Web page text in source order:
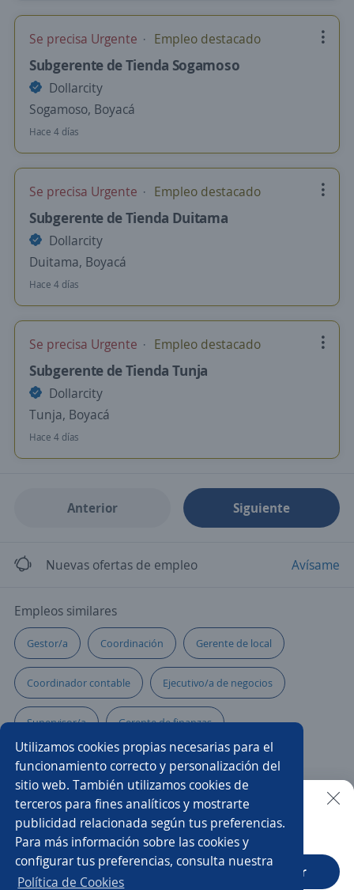
Utilizamos cookies propias necesarias para el
funcionamiento correcto y personalización del
sitio web. También utilizamos cookies de
terceros para fines analíticos y mostrarte
publicidad relacionada según tus preferencias.
Para más información sobre las cookies y
configurar tus preferencias, consulta nuestra
Política de Cookies
Se precisa Urgente Empleo destacado
Subgerente de Tienda Sogamoso
Dollarcity
Sogamoso, Boyacá
Hace 4 días
Se precisa Urgente Empleo destacado
Subgerente de Tienda Duitama
Dollarcity
Duitama, Boyacá
Hace 4 días
Se precisa Urgente Empleo destacado
Subgerente de Tienda Tunja
Dollarcity
Tunja, Boyacá
Hace 4 días
Anterior Siguiente
Nuevas ofertas de empleo Avísame
Empleos similares
Gestor/a Coordinación Gerente de local
Coordinador contable Ejecutivo/a de negocios
Supervisor/a Gerente de finanzas
Coordinador/a de seguridad
Asesor/a comercial punto de venta
Gerente de postventa Ejecutivo/a telefónico
Jefe/a de logística
Buscar es más fácil en la app
CT App Abrir